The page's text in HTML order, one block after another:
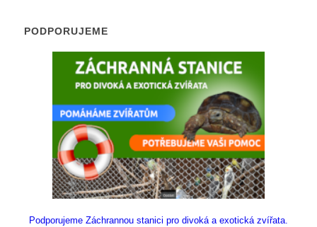
PODPORUJEME
Podporujeme Záchrannou stanici pro divoká a exotická zvířata.